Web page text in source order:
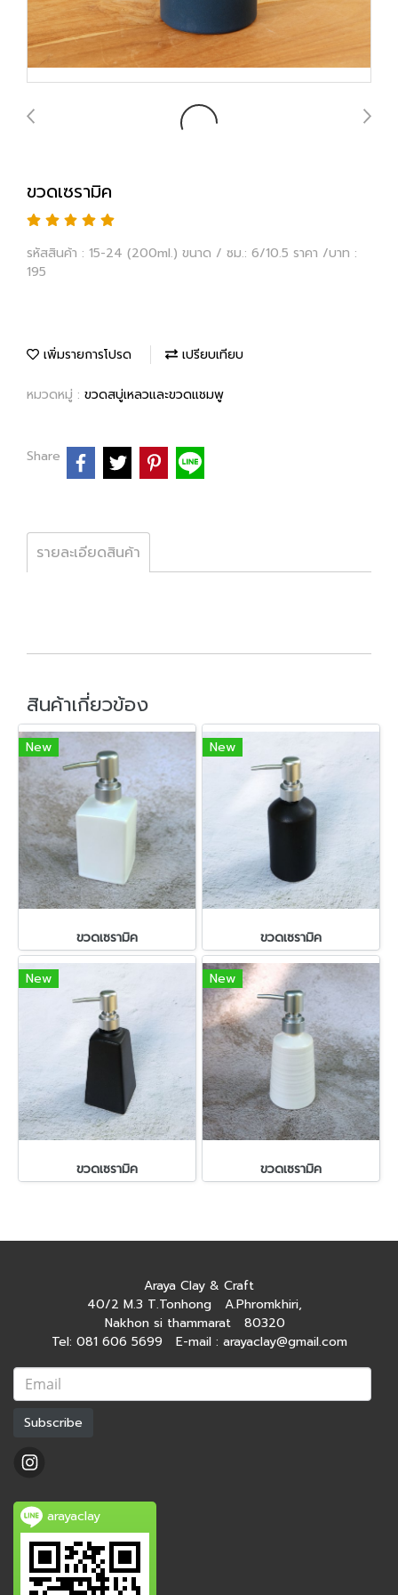
ขวดเซรามิค
รหัสสินค้า : 15-24 (200ml.) ขนาด / ซม.: 6/10.5 ราคา /บาท :
195
เพิ่มรายการโปรด เปรียบเทียบ
หมวดหมู่ : ขวดสบู่เหลวและขวดแชมพู
Share
รายละเอียดสินค้า
สินค้าเกี่ยวข้อง
New
ขวดเซรามิค
New
ขวดเซรามิค
New
ขวดเซรามิค
New
ขวดเซรามิค
Araya Clay & Craft
40/2 M.3 T.Tonhong A.Phromkhiri,
Nakhon si thammarat 80320
Tel: 081 606 5699 E-mail : arayaclay@gmail.com
Subscribe
arayaclay